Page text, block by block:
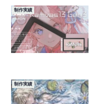
制作実績
制作実績